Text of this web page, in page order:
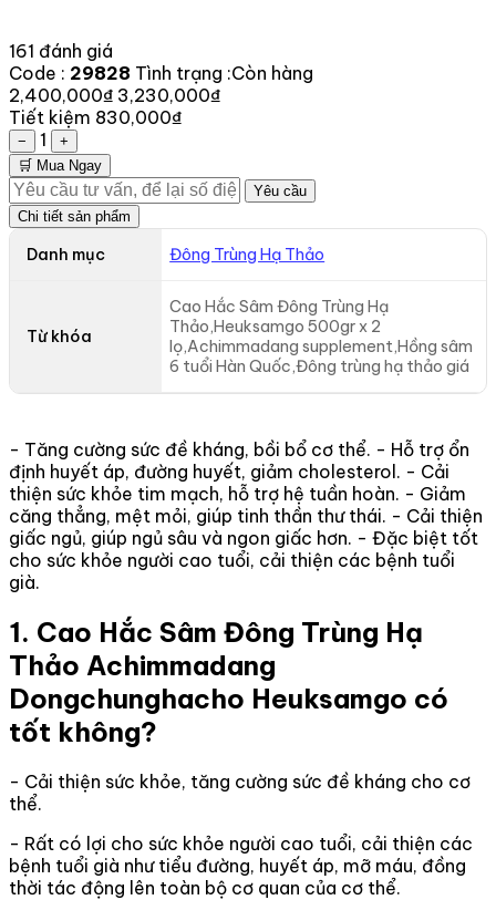
161 đánh giá
Code : 29828 Tình trạng :Còn hàng
2,400,000₫ 3,230,000₫
Tiết kiệm 830,000₫
− 1
+
🛒 Mua Ngay
Yêu cầu
Chi tiết sản phẩm
Danh mục Đông Trùng Hạ Thảo
Từ khóa
Cao Hắc Sâm Đông Trùng Hạ
Thảo,Heuksamgo 500gr x 2
lọ,Achimmadang supplement,Hồng sâm
6 tuổi Hàn Quốc,Đông trùng hạ thảo giá
- Tăng cường sức đề kháng, bồi bổ cơ thể. - Hỗ trợ ổn
định huyết áp, đường huyết, giảm cholesterol. - Cải
thiện sức khỏe tim mạch, hỗ trợ hệ tuần hoàn. - Giảm
căng thẳng, mệt mỏi, giúp tinh thần thư thái. - Cải thiện
giấc ngủ, giúp ngủ sâu và ngon giấc hơn. - Đặc biệt tốt
cho sức khỏe người cao tuổi, cải thiện các bệnh tuổi
già.
1. Cao Hắc Sâm Đông Trùng Hạ
Thảo Achimmadang
Dongchunghacho Heuksamgo có
tốt không?
- Cải thiện sức khỏe, tăng cường sức đề kháng cho cơ
thể.
- Rất có lợi cho sức khỏe người cao tuổi, cải thiện các
bệnh tuổi già như tiểu đường, huyết áp, mỡ máu, đồng
thời tác động lên toàn bộ cơ quan của cơ thể.